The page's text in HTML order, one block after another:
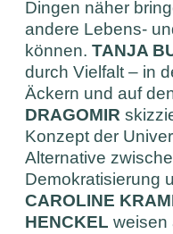
Dingen näher
andere Lebens-
können.TANJA
durch Vielfalt – in
Äckern und auf
DRAGOMIR
Konzept der
Alternative
Demokratisierung
CAROLINE
HENCKEL weisen